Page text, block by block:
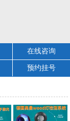
在线咨询
预约挂号